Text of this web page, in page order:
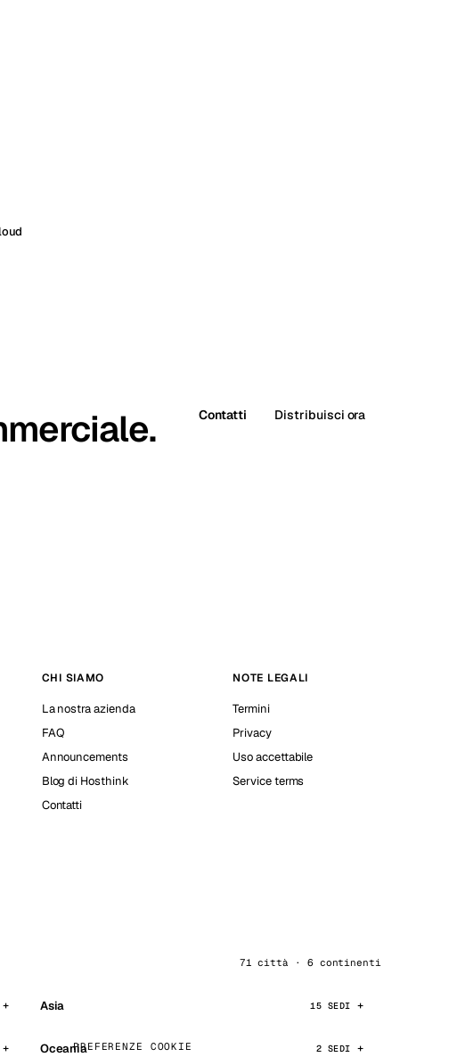
Contatti Distribuisci ora
CHI SIAMO
La nostra azienda
FAQ
Announcements
Blog di Hosthink
Contatti
NOTE LEGALI
Termini
Privacy
Uso accettabile
Service terms
71 città · 6 continenti
Asia 15 SEDI
Oceania 2 SEDI
PREFERENZE COOKIE